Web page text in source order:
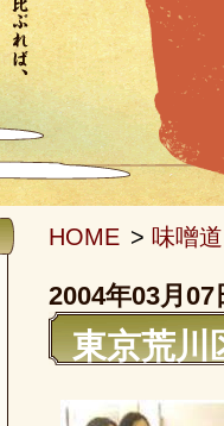
HOME > 味噌道
2004年03月07
東京荒川